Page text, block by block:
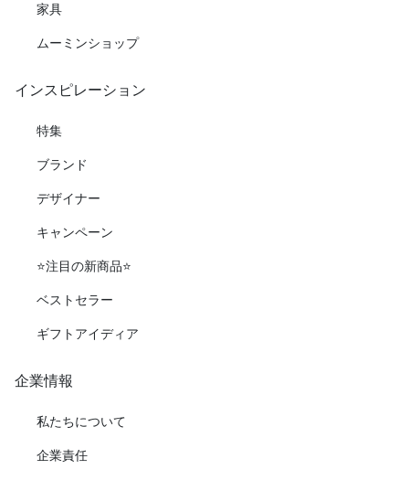
家具
ムーミンショップ
インスピレーション
特集
ブランド
デザイナー
キャンペーン
⭐️注目の新商品⭐️
ベストセラー
ギフトアイディア
企業情報
私たちについて
企業責任